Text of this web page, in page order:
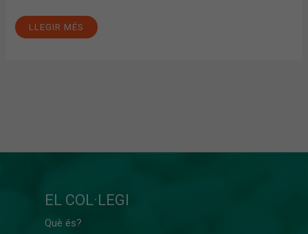
LLEGIR MÉS
EL COL·LEGI
Què és?